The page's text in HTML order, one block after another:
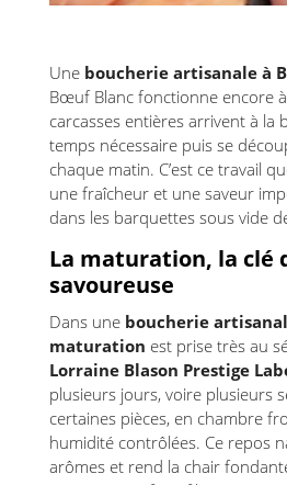
Une boucherie artisanale à
Bœuf Blanc fonctionne encore à
carcasses entières arrivent à la
temps nécessaire puis se
chaque matin. C’est ce travail
une fraîcheur et une saveur
dans les barquettes sous vide
La maturation, la clé
savoureuse
Dans une boucherie
maturation est prise très au
Lorraine Blason Prestige
plusieurs jours, voire plusieurs
certaines pièces, en chambre
humidité contrôlées. Ce repos
arômes et rend la chair